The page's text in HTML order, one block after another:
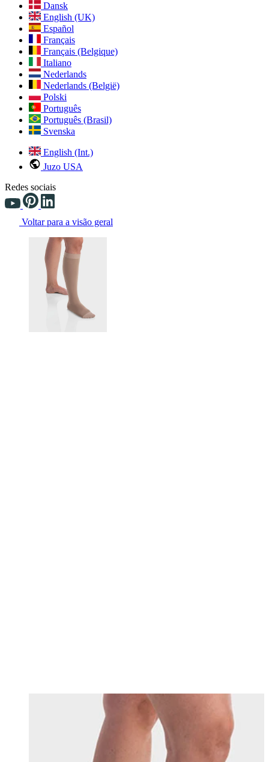
Dansk
English (UK)
Español
Français
Français (Belgique)
Italiano
Nederlands
Nederlands (België)
Polski
Português
Português (Brasil)
Svenska
English (Int.)
Juzo USA
Redes sociais
Voltar para a visão geral